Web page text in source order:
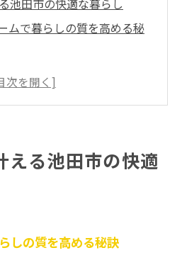
池田市の快適な暮らし
ムで暮らしの質を高める秘
改装が支持される理由とは
廻りリフォーム成功の決め
日を心地よく過ごすコツ
える池田市の快適
しの質を高める秘訣